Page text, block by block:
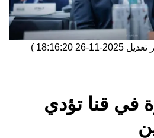
تعديل 2025-11-26 18:16:20
)
في قنا تؤدي